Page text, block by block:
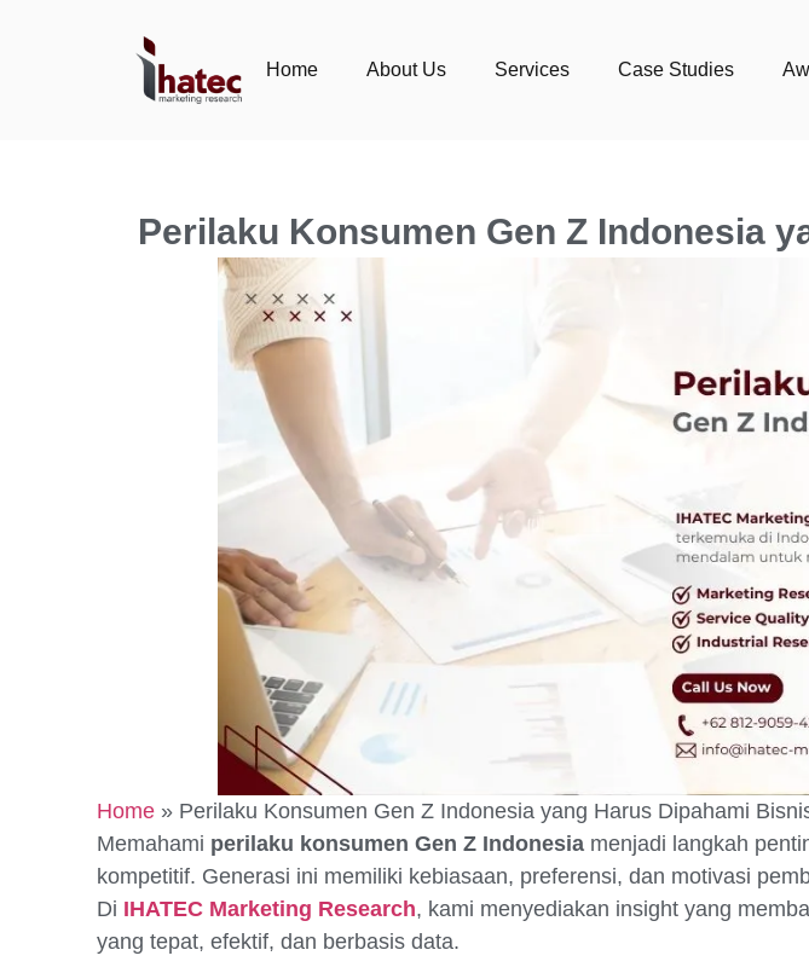
Home About Us Services Case Studies
Perilaku Konsumen Gen Z Indonesia
Home » Perilaku Konsumen Gen Z Indonesia yang Harus Dipahami
Memahami perilaku konsumen Gen Z Indonesia menjadi langkah
kompetitif. Generasi ini memiliki kebiasaan, preferensi, dan motivasi
Di IHATEC Marketing Research, kami menyediakan insight yang
yang tepat, efektif, dan berbasis data.